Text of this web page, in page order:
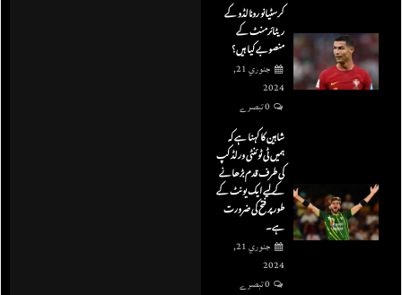
کرسٹیانو رونالڈو کے
ریٹائرمنٹ کے
منصوبے کیا ہیں؟
جنوري 21,
2024
0 تبصرے
شاہین کا کہنا ہے کہ
ہمیں ٹی ٹوئنٹی ورلڈ کپ
کی طرف قدم بڑھانے
کے لیے ایک یونٹ کے
طور پر فتح کی ضرورت
ہے۔
جنوري 21,
2024
0 تبصرے